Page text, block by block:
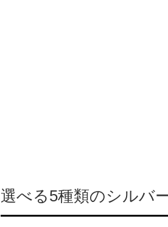
選べる5種類のシルバ